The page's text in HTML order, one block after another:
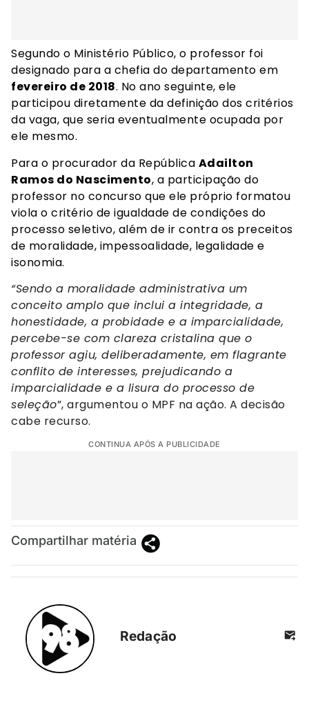
Segundo o Ministério Público, o professor foi
designado para a chefia do departamento em
fevereiro de 2018. No ano seguinte, ele
participou diretamente da definição dos critérios
da vaga, que seria eventualmente ocupada por
ele mesmo.
Para o procurador da República Adailton
Ramos do Nascimento, a participação do
professor no concurso que ele próprio formatou
viola o critério de igualdade de condições do
processo seletivo, além de ir contra os preceitos
de moralidade, impessoalidade, legalidade e
isonomia.
“Sendo a moralidade administrativa um
conceito amplo que inclui a integridade, a
honestidade, a probidade e a imparcialidade,
percebe-se com clareza cristalina que o
professor agiu, deliberadamente, em flagrante
conflito de interesses, prejudicando a
imparcialidade e a lisura do processo de
seleção”, argumentou o MPF na ação. A decisão
cabe recurso.
CONTINUA APÓS A PUBLICIDADE
Compartilhar matéria
Redação